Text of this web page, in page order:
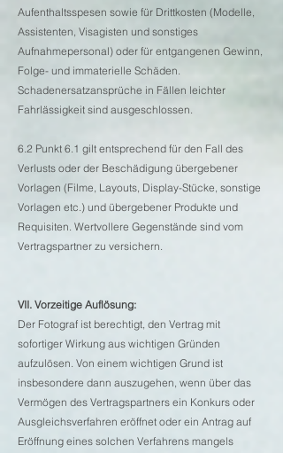
Aufenthaltsspesen sowie für Drittkosten (Modelle,
Assistenten, Visagisten und sonstiges
Aufnahmepersonal) oder für entgangenen Gewinn,
Folge- und immaterielle Schäden.
Schadenersatzansprüche in Fällen leichter
Fahrlässigkeit sind ausgeschlossen.
6.2 Punkt 6.1 gilt entsprechend für den Fall des
Verlusts oder der Beschädigung übergebener
Vorlagen (Filme, Layouts, Display-Stücke, sonstige
Vorlagen etc.) und übergebener Produkte und
Requisiten. Wertvollere Gegenstände sind vom
Vertragspartner zu versichern.
VII. Vorzeitige Auflösung:
Der Fotograf ist berechtigt, den Vertrag mit
sofortiger Wirkung aus wichtigen Gründen
aufzulösen. Von einem wichtigen Grund ist
insbesondere dann auszugehen, wenn über das
Vermögen des Vertragspartners ein Konkurs oder
Ausgleichsverfahren eröffnet oder ein Antrag auf
Eröffnung eines solchen Verfahrens mangels